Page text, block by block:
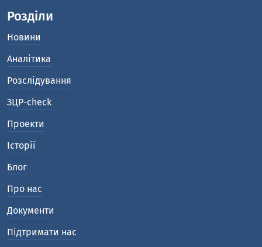
Розділи
Новини
Аналітика
Розслідування
ЗЦР-check
Проекти
Історії
Блог
Про нас
Документи
Підтримати нас